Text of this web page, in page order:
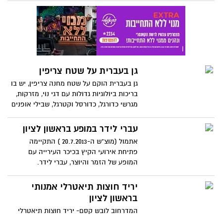
ואפילו חיבור לטלפון חכם, בעזרת סריקת
הקודים על שלטי ההסבר חושפים את
המשתמש למוסיקה הרלוונטית.
גן בעברית על שטח צריפין
גן בעברית הוקם על שטח מחנה צריפין, יש בו
בריכות ביולוגיות גדולות עם דגי נוי, מזרקות,
מגרשי כדורגל, כדורסל וקטרגל, שבילי אופנים
מתקני פעוטות מקורים, מתקני כושר וכמובן
עברי לידר במופע בראשון לציון
אתמול (מוצ"ש ה-20.7.2013 ) התקיימה
פתיחת אירועי הקיץ בכיכר העירייה עם
המופע של הזמר והיוצר, עברי לידר.
יריד חוצות תיאטרלי אמנותי
בראשון לציון
המדרחוב לובש קסם- יריד חוצות תיאטרלי